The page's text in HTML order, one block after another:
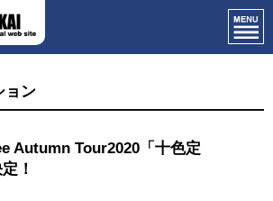
ョン
Autumn Tour2020「十色定
！